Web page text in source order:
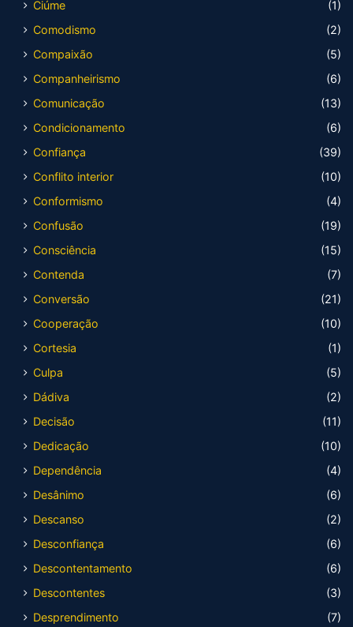
Ciúme
(1)
Comodismo
(2)
Compaixão
(5)
Companheirismo
(6)
Comunicação
(13)
Condicionamento
(6)
Confiança
(39)
Conflito interior
(10)
Conformismo
(4)
Confusão
(19)
Consciência
(15)
Contenda
(7)
Conversão
(21)
Cooperação
(10)
Cortesia
(1)
Culpa
(5)
Dádiva
(2)
Decisão
(11)
Dedicação
(10)
Dependência
(4)
Desânimo
(6)
Descanso
(2)
Desconfiança
(6)
Descontentamento
(6)
Descontentes
(3)
Desprendimento
(7)